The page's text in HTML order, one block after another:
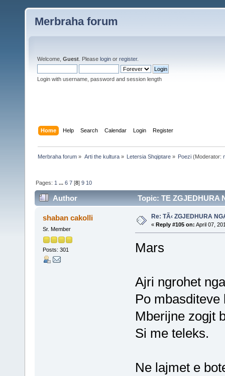
Merbraha forum
Welcome, Guest . Please login or register.
Login with username, password and session length
Home Help Search Calendar Login Register
Merbraha forum » Arti the kultura» Letersia Shqiptare» Poezi (Moderator:
Pages: 1 ...6 7 [8]9 10
Author Topic: TE ZGJEDHURA
shaban cakolli
Sr. Member
Posts: 301
Re: TÃ‹ ZGJEDHURA
« Reply #105 on: April 07,
Mars
Ajri ngrohet
Po mbasditeve
Mberijne zogjt
Si me teleks.
Ne lajmet e